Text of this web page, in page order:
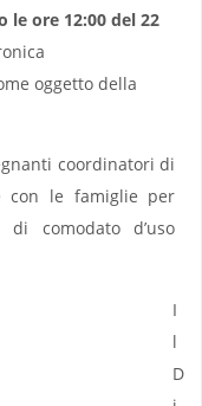
le ore 12:00 del 22
oggetto della
coordinatori di
con le famiglie per
di comodato d’uso
I
l
D